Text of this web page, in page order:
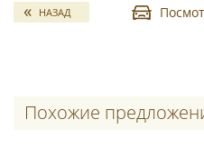
НАЗАД
Похожие